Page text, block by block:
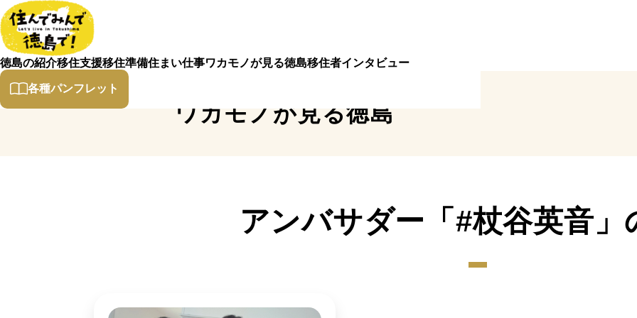
徳島の紹介移住支援移住準備住まい仕事ワカモノが見る徳島移住者インタビュー
各種パンフレット
ワカモノが見る徳島
アンバサダー「#杖谷英音」